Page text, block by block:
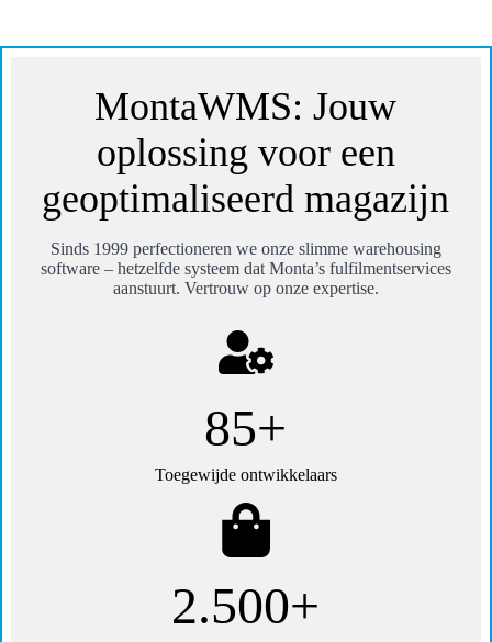
MontaWMS: Jouw
oplossing voor een
geoptimaliseerd magazijn
Sinds 1999 perfectioneren we onze slimme warehousing
software – hetzelfde systeem dat Monta’s fulfilmentservices
aanstuurt. Vertrouw op onze expertise.
85+
Toegewijde ontwikkelaars
2.500+